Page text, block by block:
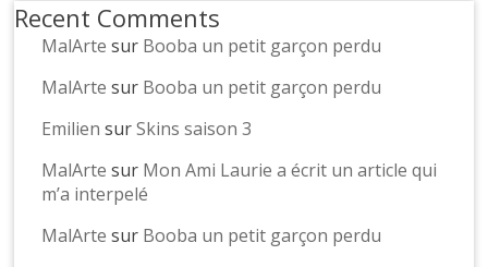
Recent Comments
MalArte sur Booba un petit garçon perdu
MalArte sur Booba un petit garçon perdu
Emilien surSkins saison 3
MalArte sur Mon Ami Laurie a écrit un article qui
m’a interpelé
MalArte sur Booba un petit garçon perdu